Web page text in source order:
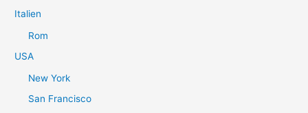
Italien
Rom
USA
New York
San Francisco